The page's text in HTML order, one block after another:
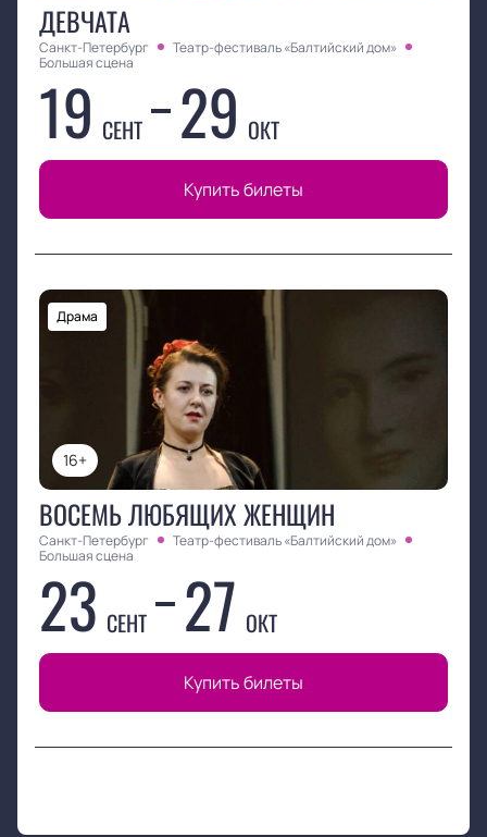
ДЕВЧАТА
Санкт-Петербург
Театр-фестиваль «Балтийский дом»
Большая сцена
19 СЕНТ 29 ОКТ
Купить билеты
16+
Драма
ВОСЕМЬ ЛЮБЯЩИХ ЖЕНЩИН
Санкт-Петербург
Театр-фестиваль «Балтийский дом»
Большая сцена
23 СЕНТ 27 ОКТ
Купить билеты